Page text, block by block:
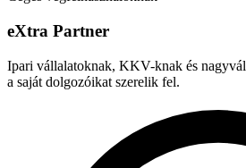
eXtra Partner
Ipari vállalatoknak, KKV-knak és
a saját dolgozóikat szerelik fel.